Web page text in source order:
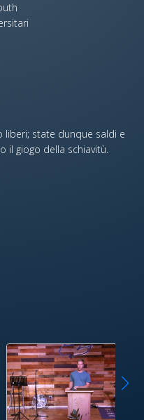
liberi; state dunque saldi e
il giogo della schiavitù.